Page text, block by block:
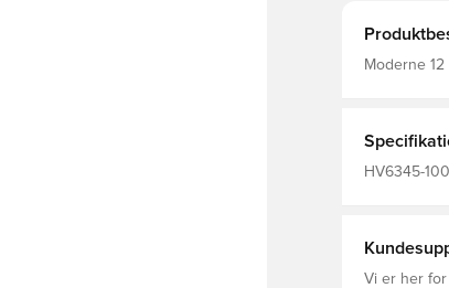
Moderne
polyurethan
Importeret
HV6345-
Vi er her